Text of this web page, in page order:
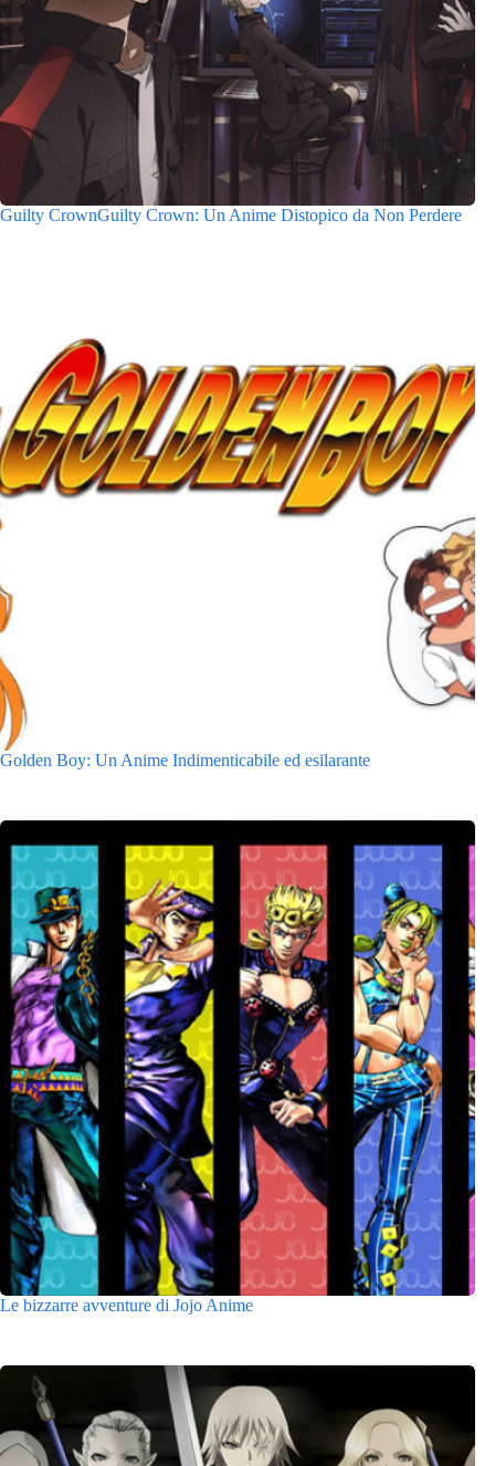
Guilty CrownGuilty Crown: Un Anime Distopico da Non Perdere
Golden Boy: Un Anime Indimenticabile ed esilarante
Le bizzarre avventure di Jojo Anime